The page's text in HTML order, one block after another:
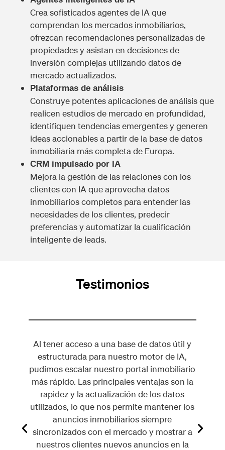
Crea sofisticados agentes de IA que
comprendan los mercados inmobiliarios,
ofrezcan recomendaciones personalizadas de
propiedades y asistan en decisiones de
inversión complejas utilizando datos de
mercado actualizados.
Plataformas de análisis
Construye potentes aplicaciones de análisis que
realicen estudios de mercado en profundidad,
identifiquen tendencias emergentes y generen
ideas accionables a partir de la base de datos
inmobiliaria más completa de Europa.
CRM impulsado por IA
Mejora la gestión de las relaciones con los
clientes con IA que aprovecha datos
inmobiliarios completos para entender las
necesidades de los clientes, predecir
preferencias y automatizar la cualificación
inteligente de leads.
Testimonios
Al tener acceso a una base de datos útil y
estructurada para nuestro motor de IA,
pudimos escalar nuestro portal inmobiliario
más rápido. Las principales ventajas son la
rapidez y la actualización de los datos
utilizados, lo que nos permite mantener los
anuncios inmobiliarios siempre
sincronizados con el mercado y mostrar a
nuestros clientes nuevos anuncios en la